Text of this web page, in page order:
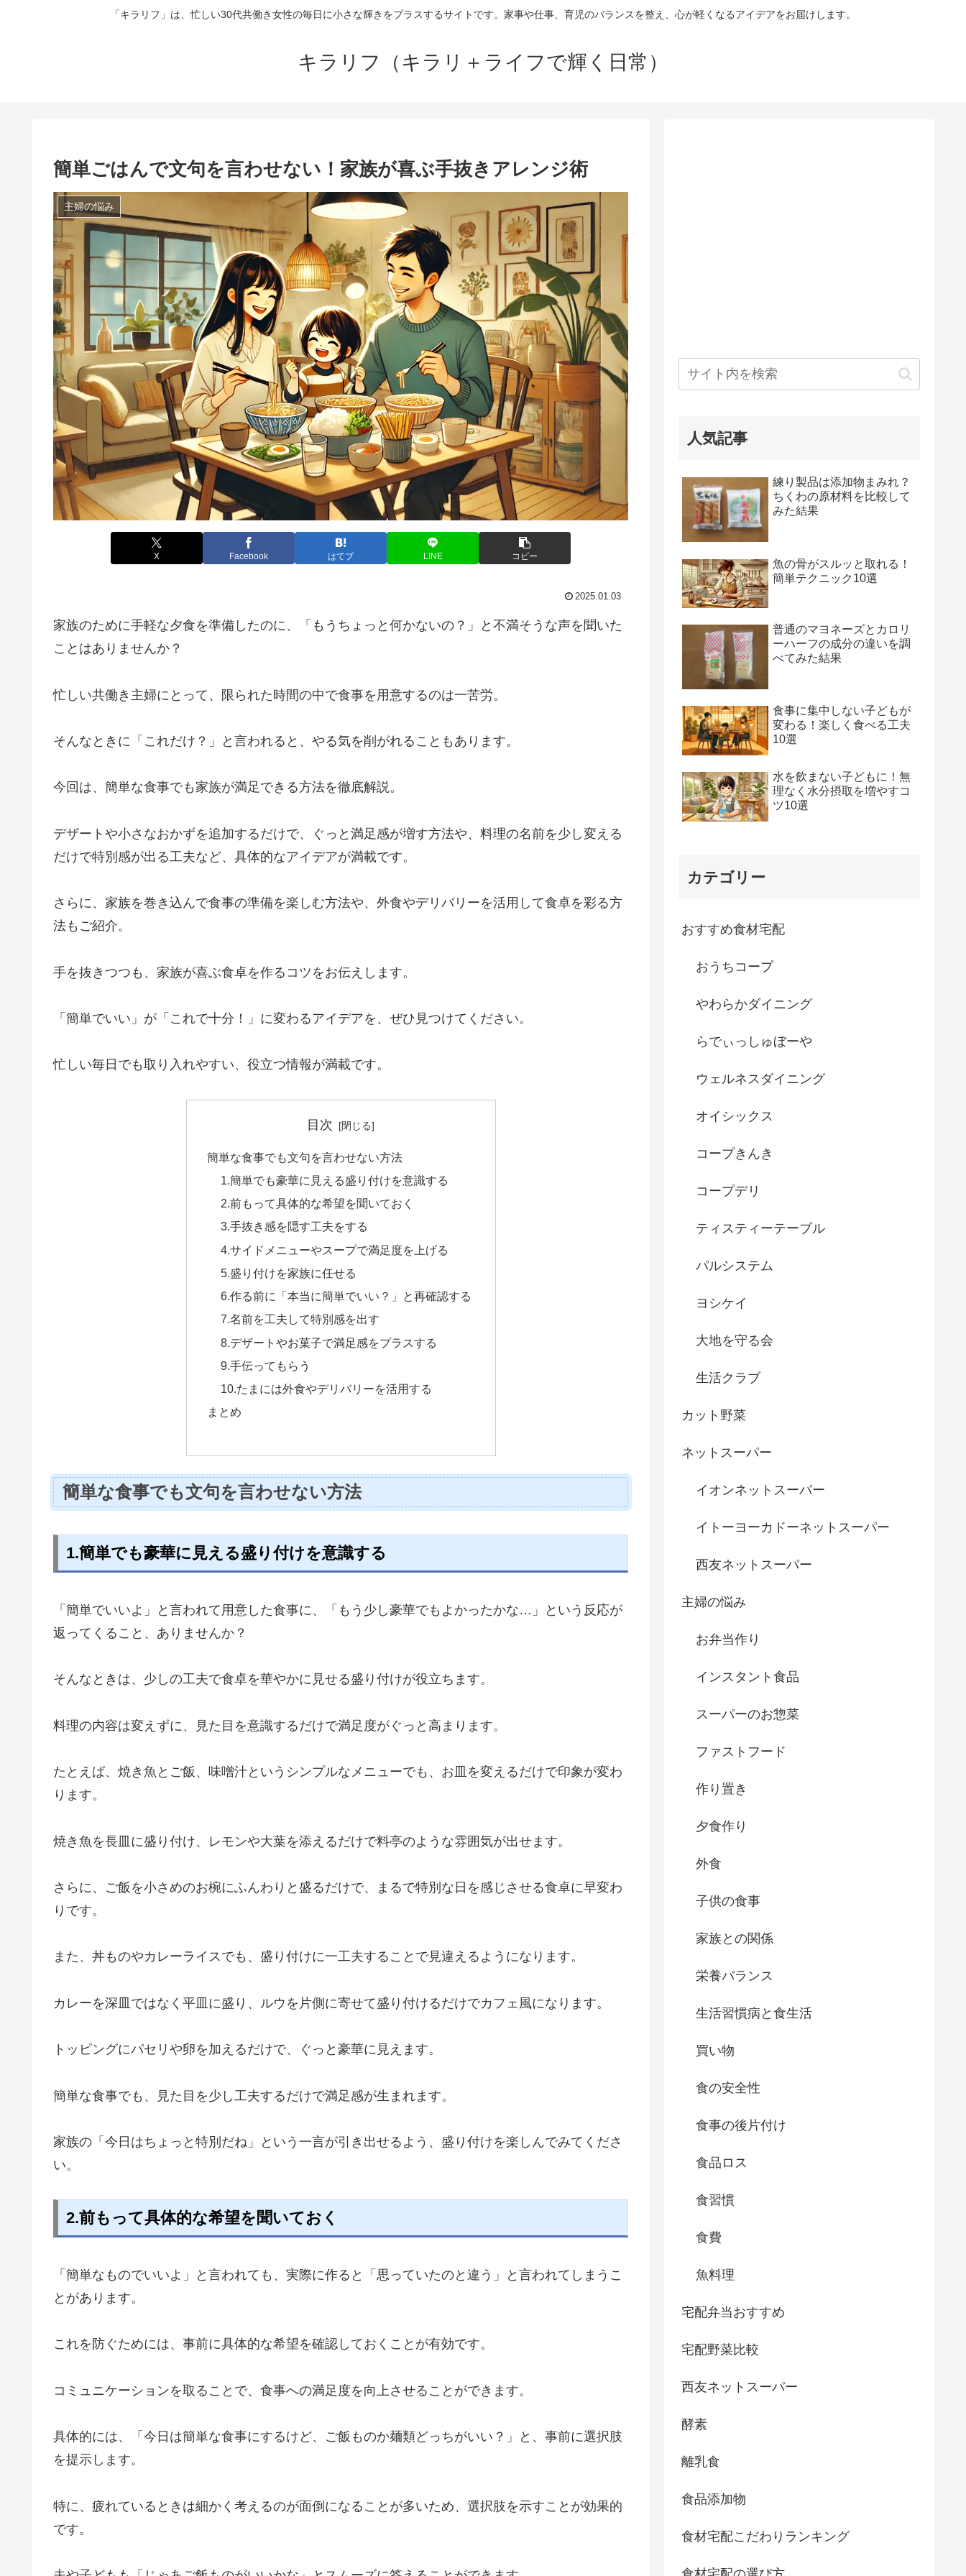
「キラリフ」は、忙しい30代共働き女性の毎日に小さな輝きをプラスするサイトです。家事や仕事、育児のバランスを整え、心が軽くなるアイデアをお届けします。
キラリフ（キラリ＋ライフで輝く日常）
簡単ごはんで文句を言わせない！家族が喜ぶ手抜きアレンジ術
主婦の悩み
X Facebook はてブ LINE コピー
2025.01.03
家族のために手軽な夕食を準備したのに、「もうちょっと何かないの？」と不満そうな声を聞いた
ことはありませんか？
忙しい共働き主婦にとって、限られた時間の中で食事を用意するのは一苦労。
そんなときに「これだけ？」と言われると、やる気を削がれることもあります。
今回は、簡単な食事でも家族が満足できる方法を徹底解説。
デザートや小さなおかずを追加するだけで、ぐっと満足感が増す方法や、料理の名前を少し変える
だけで特別感が出る工夫など、具体的なアイデアが満載です。
さらに、家族を巻き込んで食事の準備を楽しむ方法や、外食やデリバリーを活用して食卓を彩る方
法もご紹介。
手を抜きつつも、家族が喜ぶ食卓を作るコツをお伝えします。
「簡単でいい」が「これで十分！」に変わるアイデアを、ぜひ見つけてください。
忙しい毎日でも取り入れやすい、役立つ情報が満載です。
目次
簡単な食事でも文句を言わせない方法
1.簡単でも豪華に見える盛り付けを意識する
2.前もって具体的な希望を聞いておく
3.手抜き感を隠す工夫をする
4.サイドメニューやスープで満足度を上げる
5.盛り付けを家族に任せる
6.作る前に「本当に簡単でいい？」と再確認する
7.名前を工夫して特別感を出す
8.デザートやお菓子で満足感をプラスする
9.手伝ってもらう
10.たまには外食やデリバリーを活用する
まとめ
簡単な食事でも文句を言わせない方法
1.簡単でも豪華に見える盛り付けを意識する
「簡単でいいよ」と言われて用意した食事に、「もう少し豪華でもよかったかな…」という反応が
返ってくること、ありませんか？
そんなときは、少しの工夫で食卓を華やかに見せる盛り付けが役立ちます。
料理の内容は変えずに、見た目を意識するだけで満足度がぐっと高まります。
たとえば、焼き魚とご飯、味噌汁というシンプルなメニューでも、お皿を変えるだけで印象が変わ
ります。
焼き魚を長皿に盛り付け、レモンや大葉を添えるだけで料亭のような雰囲気が出せます。
さらに、ご飯を小さめのお椀にふんわりと盛るだけで、まるで特別な日を感じさせる食卓に早変わ
りです。
また、丼ものやカレーライスでも、盛り付けに一工夫することで見違えるようになります。
カレーを深皿ではなく平皿に盛り、ルウを片側に寄せて盛り付けるだけでカフェ風になります。
トッピングにパセリや卵を加えるだけで、ぐっと豪華に見えます。
簡単な食事でも、見た目を少し工夫するだけで満足感が生まれます。
家族の「今日はちょっと特別だね」という一言が引き出せるよう、盛り付けを楽しんでみてくださ
い。
2.前もって具体的な希望を聞いておく
「簡単なものでいいよ」と言われても、実際に作ると「思っていたのと違う」と言われてしまうこ
とがあります。
これを防ぐためには、事前に具体的な希望を確認しておくことが有効です。
コミュニケーションを取ることで、食事への満足度を向上させることができます。
具体的には、「今日は簡単な食事にするけど、ご飯ものか麺類どっちがいい？」と、事前に選択肢
を提示します。
特に、疲れているときは細かく考えるのが面倒になることが多いため、選択肢を示すことが効果的
です。
人気記事
練り製品は添加物まみれ？
ちくわの原材料を比較して
みた結果
魚の骨がスルッと取れる！
簡単テクニック10選
普通のマヨネーズとカロリ
ーハーフの成分の違いを調
べてみた結果
食事に集中しない子どもが
変わる！楽しく食べる工夫
10選
水を飲まない子どもに！無
理なく水分摂取を増やすコ
ツ10選
カテゴリー
おすすめ食材宅配
おうちコープ
やわらかダイニング
らでぃっしゅぼーや
ウェルネスダイニング
オイシックス
コープきんき
コープデリ
ティスティーテーブル
パルシステム
ヨシケイ
大地を守る会
生活クラブ
カット野菜
ネットスーパー
イオンネットスーパー
イトーヨーカドーネットスーパー
西友ネットスーパー
主婦の悩み
お弁当作り
インスタント食品
スーパーのお惣菜
ファストフード
作り置き
夕食作り
外食
子供の食事
家族との関係
栄養バランス
生活習慣病と食生活
買い物
食の安全性
食事の後片付け
食品ロス
食習慣
食費
魚料理
宅配弁当おすすめ
宅配野菜比較
西友ネットスーパー
酵素
離乳食
食品添加物
食材宅配こだわりランキング